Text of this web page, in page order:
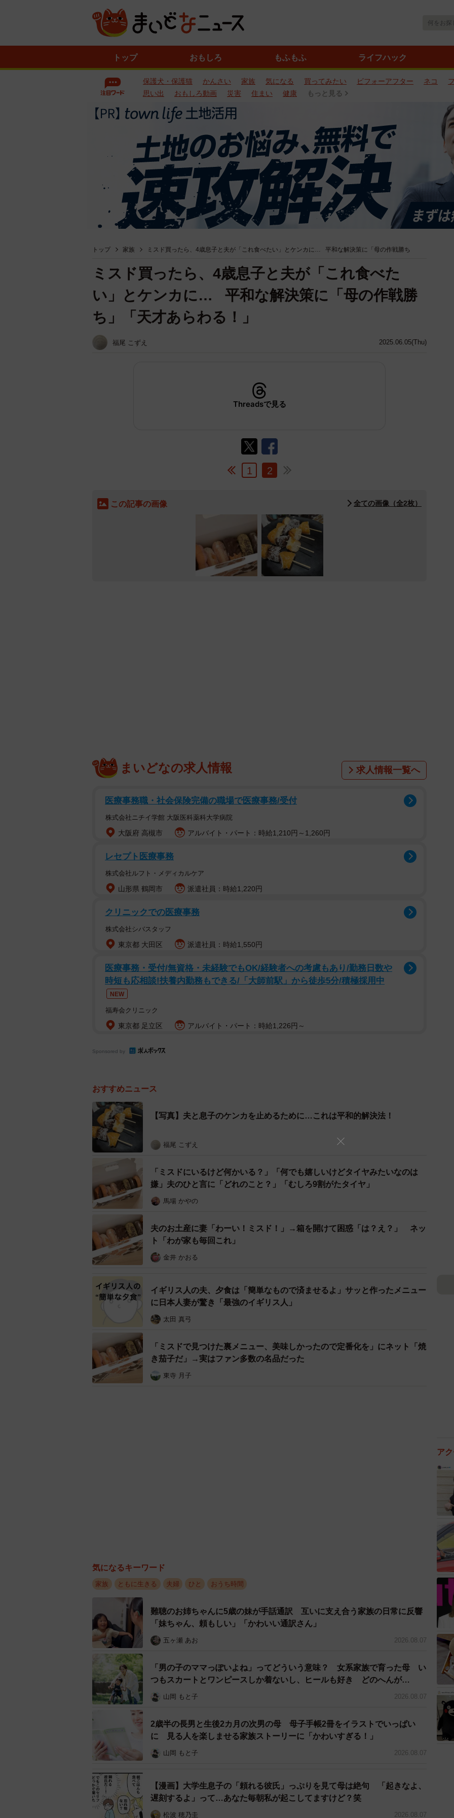
トップ おもしろ もふもふ ライフハック
保護犬・保護猫 かんさい 家族 気になる 買ってみたい ビフォーアフター ネコ
思い出
おもしろ動画 災害 住まい 健康 もっと見る
トップ 家族 ミスド買ったら、4歳息子と夫が「これ食べたい」とケンカに… 平和な解決策に「母の作戦勝ち
2025.06.05(Thu)
ミスド買ったら、4歳息子と夫が「これ食べた
い」とケンカに… 平和な解決策に「母の作戦勝
ち」「天才あらわる！」
福尾 こずえ
Threadsで見る
1 2
この記事の画像 全ての画像（全2枚）
まいどなの求人情報 求人情報一覧へ
医療事務職・社会保険完備の職場で医療事務/受付
株式会社ニチイ学館 大阪医科薬科大学病院
大阪府 高槻市 アルバイト・パート：時給1,210円～1,260円
レセプト医療事務
株式会社ルフト・メディカルケア
山形県 鶴岡市 派遣社員：時給1,220円
クリニックでの医療事務
株式会社シバスタッフ
東京都 大田区 派遣社員：時給1,550円
医療事務・受付/無資格・未経験でもOK/経験者への考慮もあり/勤務日数や
時短も応相談!扶養内勤務もできる/「大師前駅」から徒歩5分/積極採用中
NEW
福寿会クリニック
東京都 足立区 アルバイト・パート：時給1,226円～
Sponsored by
おすすめニュース
【写真】夫と息子のケンカを止めるために…これは平和的解決法！
福尾 こずえ
「ミスドにいるけど何かいる？」「何でも嬉しいけどタイヤみたいなのは
嫌」夫のひと言に「どれのこと？」「むしろ9割がたタイヤ」
馬場 かやの
夫のお土産に妻「わーい！ミスド！」→箱を開けて困惑「は？え？」 ネッ
ト「わが家も毎回これ」
金井 かおる
イギリス人の夫、夕食は「簡単なもので済ませるよ」サッと作ったメニュー
に日本人妻が驚き「最強のイギリス人」
太田 真弓
「ミスドで見つけた裏メニュー、美味しかったので定番化を」にネット「焼
き茄子だ」→実はファン多数の名品だった
東寺 月子
気になるキーワード
家族 ともに生きる 夫婦 ひと おうち時間
難聴のお姉ちゃんに5歳の妹が手話通訳 互いに支え合う家族の日常に反響
「妹ちゃん、頼もしい」「かわいい通訳さん」
五ヶ瀬 あお 2026.08.07
「男の子のママっぽいよね」ってどういう意味？ 女系家族で育った母 い
つもスカートとワンピースしか着ないし、ヒールも好き どのへんが…
山岡 もと子 2026.08.07
2歳半の長男と生後2カ月の次男の母 母子手帳2冊をイラストでいっぱい
に 見る人を楽しませる家族ストーリーに「かわいすぎる！」
山岡 もと子 2026.08.07
【漫画】大学生息子の「頼れる彼氏」っぷりを見て母は絶句 「起きなよ、
遅刻するよ」って…あなた毎朝私が起こしてますけど？笑
松波 穂乃圭 2026.08.07
ア